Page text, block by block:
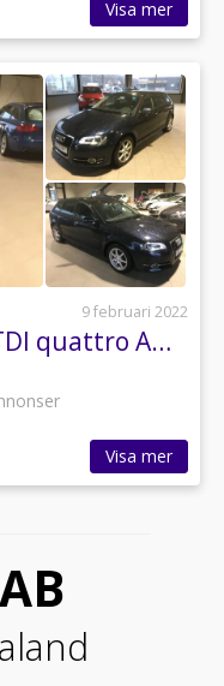
Visa mer
9 februari 2022
Audi A3 Sportback 2.0 TDI quattro Ambition, Comfort 140hk
Visa mer